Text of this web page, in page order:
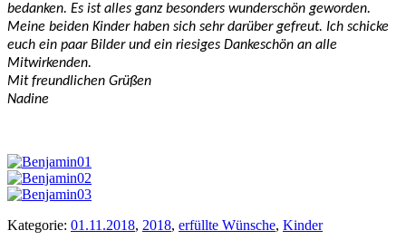
bedanken. Es ist alles ganz besonders wunderschön geworden.
Meine beiden Kinder haben sich sehr darüber gefreut. Ich schicke
euch ein paar Bilder und ein riesiges Dankeschön an alle
Mitwirkenden.
Mit freundlichen Grüßen
Nadine
Kategorie: 01.11.2018, 2018, erfüllte Wünsche, Kinder